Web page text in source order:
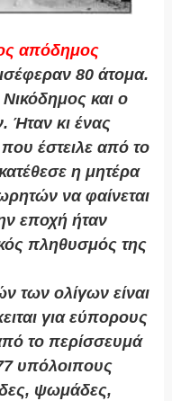
απόδημος
80 άτομα.
και ο
Ήταν κι ένας
έστειλε από το
η μητέρα
να φαίνεται
εποχή ήταν
πληθυσμός της
των ολίγων είναι
για εύπορους
το περίσσευμά
υπόλοιπους
ψωμάδες,